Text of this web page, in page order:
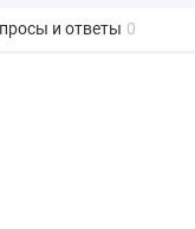
и ответы 0